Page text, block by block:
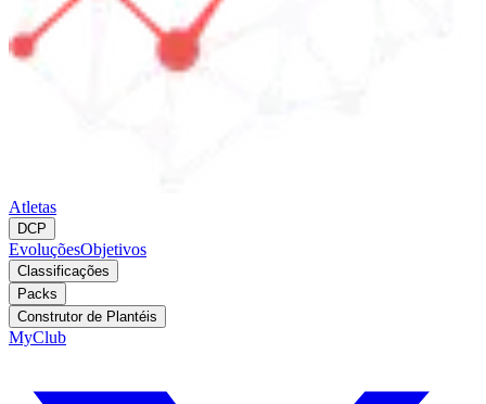
Atletas
DCP
EvoluçõesObjetivos
Classificações
Packs
Construtor de Plantéis
MyClub